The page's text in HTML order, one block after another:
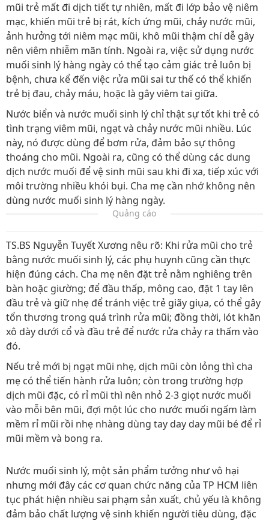
mũi trẻ mất đi dịch tiết tự nhiên, mất đi lớp bảo vệ niêm
mạc, khiến mũi trẻ bị rát, kích ứng mũi, chảy nước mũi,
ảnh hưởng tới niêm mạc mũi, khô mũi thậm chí dễ gây
nên viêm nhiễm mãn tính. Ngoài ra, việc sử dụng nước
muối sinh lý hàng ngày có thể tạo cảm giác trẻ luôn bị
bệnh, chưa kể đến việc rửa mũi sai tư thế có thể khiến
trẻ bị đau, chảy máu, hoặc là gây viêm tai giữa.
Nước biển và nước muối sinh lý chỉ thật sự tốt khi trẻ có
tình trạng viêm mũi, ngạt và chảy nước mũi nhiều. Lúc
này, nó được dùng để bơm rửa, đảm bảo sự thông
thoáng cho mũi. Ngoài ra, cũng có thể dùng các dung
dịch nước muối để vệ sinh mũi sau khi đi xa, tiếp xúc với
môi trường nhiều khói bụi. Cha mẹ cần nhớ không nên
dùng nước muối sinh lý hàng ngày.
Quảng cáo
TS.BS Nguyễn Tuyết Xương nêu rõ: Khi rửa mũi cho trẻ
bằng nước muối sinh lý, các phụ huynh cũng cần thực
hiện đúng cách. Cha mẹ nên đặt trẻ nằm nghiêng trên
bàn hoặc giường; để đầu thấp, mông cao, đặt 1 tay lên
đầu trẻ và giữ nhẹ để tránh việc trẻ giãy giụa, có thể gây
tổn thương trong quá trình rửa mũi; đồng thời, lót khăn
xô dày dưới cổ và đầu trẻ để nước rửa chảy ra thấm vào
đó.
Nếu trẻ mới bị ngạt mũi nhẹ, dịch mũi còn lỏng thì cha
mẹ có thể tiến hành rửa luôn; còn trong trường hợp
dịch mũi đặc, có rỉ mũi thì nên nhỏ 2-3 giọt nước muối
vào mỗi bên mũi, đợi một lúc cho nước muối ngấm làm
mềm rỉ mũi rồi nhẹ nhàng dùng tay day day mũi bé để rỉ
mũi mềm và bong ra.
Nước muối sinh lý, một sản phẩm tưởng như vô hại
nhưng mới đây các cơ quan chức năng của TP HCM liên
tục phát hiện nhiều sai phạm sản xuất, chủ yếu là không
đảm bảo chất lượng vệ sinh khiến người tiêu dùng, đặc